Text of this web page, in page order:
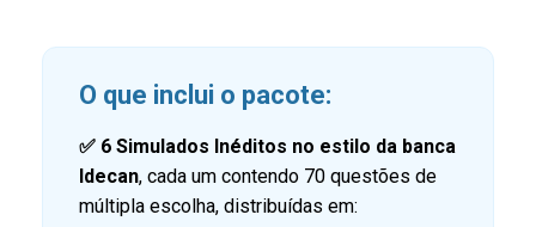
O que inclui o pacote:
✅ 6 Simulados Inéditos no estilo da banca
Idecan, cada um contendo 70 questões de
múltipla escolha, distribuídas em: